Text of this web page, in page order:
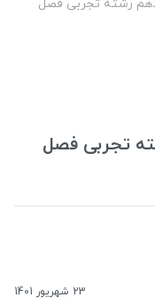
رشته تجربی فصل
تجربی فصل
23 شهریور 1401